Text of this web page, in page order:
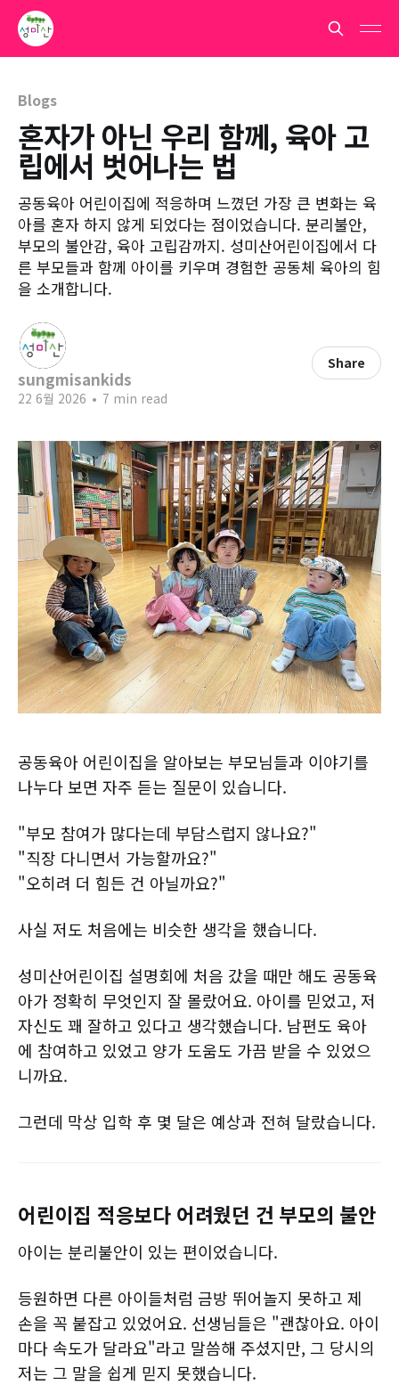
Blogs
혼자가 아닌 우리 함께, 육아 고
립에서 벗어나는 법
공동육아 어린이집에 적응하며 느꼈던 가장 큰 변화는 육
아를 혼자 하지 않게 되었다는 점이었습니다. 분리불안,
부모의 불안감, 육아 고립감까지. 성미산어린이집에서 다
른 부모들과 함께 아이를 키우며 경험한 공동체 육아의 힘
을 소개합니다.
sungmisankids
22 6월 2026 • 7 min read
Share
공동육아 어린이집을 알아보는 부모님들과 이야기를
나누다 보면 자주 듣는 질문이 있습니다.
"부모 참여가 많다는데 부담스럽지 않나요?"
"직장 다니면서 가능할까요?"
"오히려 더 힘든 건 아닐까요?"
사실 저도 처음에는 비슷한 생각을 했습니다.
성미산어린이집 설명회에 처음 갔을 때만 해도 공동육
아가 정확히 무엇인지 잘 몰랐어요. 아이를 믿었고, 저
자신도 꽤 잘하고 있다고 생각했습니다. 남편도 육아
에 참여하고 있었고 양가 도움도 가끔 받을 수 있었으
니까요.
그런데 막상 입학 후 몇 달은 예상과 전혀 달랐습니다.
어린이집 적응보다 어려웠던 건 부모의 불안
아이는 분리불안이 있는 편이었습니다.
등원하면 다른 아이들처럼 금방 뛰어놀지 못하고 제
손을 꼭 붙잡고 있었어요. 선생님들은 "괜찮아요. 아이
마다 속도가 달라요"라고 말씀해 주셨지만, 그 당시의
저는 그 말을 쉽게 믿지 못했습니다.